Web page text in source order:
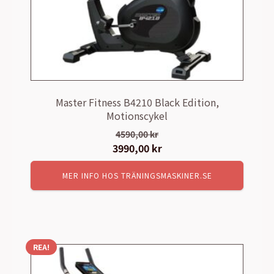
Master Fitness B4210 Black Edition,
Motionscykel
4590,00kr
Det
ursprungliga
priset
var:
3990,00 krDet
nuvarande
priset
är:
MER INFO HOS TRÄNINGSMASKINER.SE
REA!